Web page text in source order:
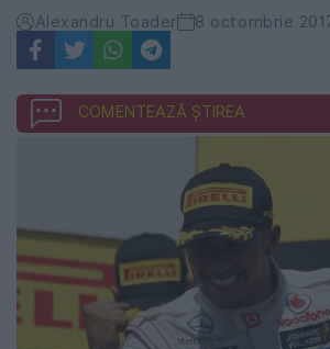
Alexandru Toader 8 octombrie
COMENTEAZĂ ȘTIREA